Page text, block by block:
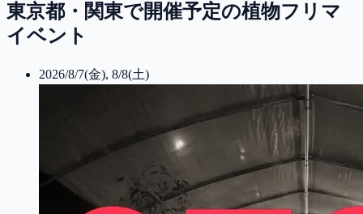
東京都・関東で開催予定の植物フリマ
イベント
2026/8/7(金), 8/8(土)